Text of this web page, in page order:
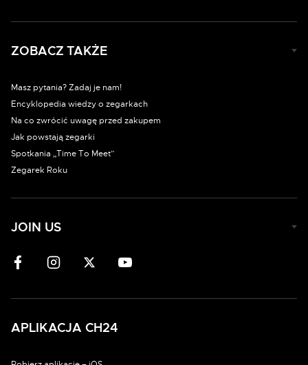
ZOBACZ TAKŻE
Masz pytania? Zadaj je nam!
Encyklopedia wiedzy o zegarkach
Na co zwrócić uwagę przed zakupem
Jak powstają zegarki
Spotkania „Time To Meet”
Zegarek Roku
JOIN US
APLIKACJA CH24